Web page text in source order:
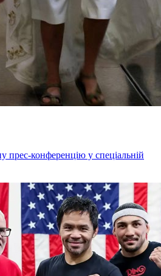
прес-конференцію у спеціальній